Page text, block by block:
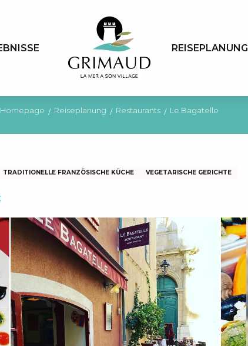
REISEPLANUNG
Homepage Reiseplanung Restaurants Le Bagatelle
TRADITIONELLE FRANZÖSISCHE KÜCHE VEGETARISCHE GERICHTE